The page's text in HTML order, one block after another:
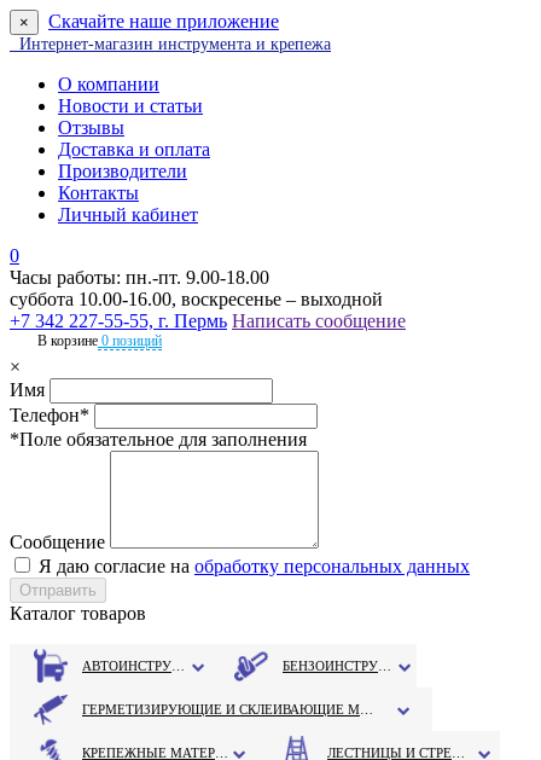
× Скачайте наше приложение
Интернет-магазин инструмента и крепежа
О компании
Новости и статьи
Отзывы
Доставка и оплата
Производители
Контакты
Личный кабинет
0
Часы работы: пн.-пт. 9.00-18.00
суббота 10.00-16.00, воскресенье – выходной
+7 342 227-55-55, г. Пермь Написать сообщение
В корзине 0 позиций
×
Имя
Телефон*
*Поле обязательное для заполнения
Сообщение
Я даю согласие на обработку персональных данных
Каталог товаров